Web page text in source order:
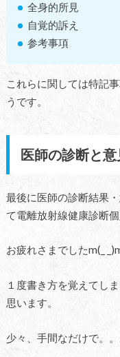
全身的所見
自覚的訴え
参考事項
これらに関しては特記
うです。
医師の診断と意
最後に医師の診断結果
て電離放射線健康診断
お疲れさまでしたm(_
１度書き方を覚えてし
思います。
少々、手間なだけで。。